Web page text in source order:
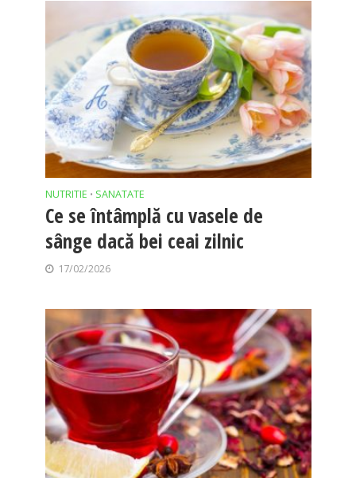
NUTRITIE • SANATATE
Ce se întâmplă cu vasele de
sânge dacă bei ceai zilnic
17/02/2026